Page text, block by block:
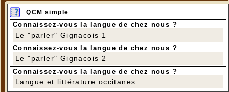
QCM simple
Connaissez-vous la langue de chez nous ?
Le "parler" Gignacois 1
Connaissez-vous la langue de chez nous ?
Le "parler" Gignacois 2
Connaissez-vous la langue de chez nous ?
Langue et littérature occitanes